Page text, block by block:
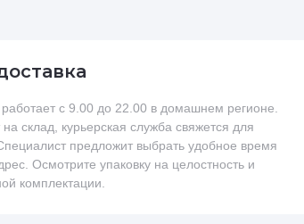
работает с 9.00 до 22.00 в домашнем регионе.
на склад, курьерская служба свяжется для
предложит выбрать удобное время
Осмотрите упаковку на целостность и
комплектации.